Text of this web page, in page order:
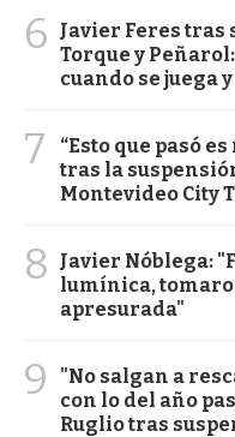
6
Javier Feres
Torque y
cuando se juega
7
“Esto que pasó
tras la
Montevideo City
8
Javier Nóblega:
lumínica,
apresurada"
9
"No salgan a
con lo del año
Ruglio tras